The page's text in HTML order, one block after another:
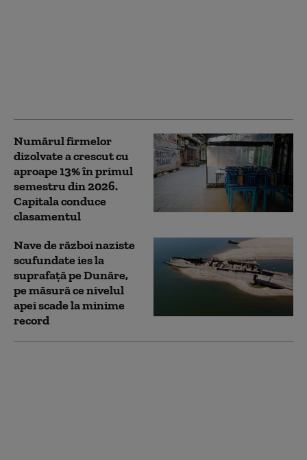
Numărul firmelor
dizolvate a crescut cu
aproape 13% în primul
semestru din 2026.
Capitala conduce
clasamentul
Nave de război naziste
scufundate ies la
suprafață pe Dunăre,
pe măsură ce nivelul
apei scade la minime
record